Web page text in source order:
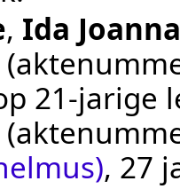
, Ida
21-jarige
, 27